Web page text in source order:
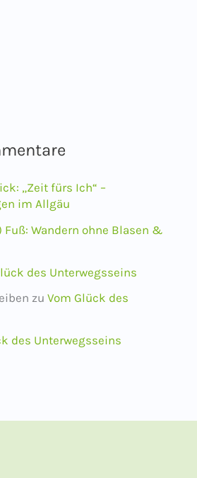
„Zeit fürs Ich“ –
im Allgäu
Fuß: Wandern ohne Blasen &
des Unterwegsseins
zuVom Glück des
des Unterwegsseins